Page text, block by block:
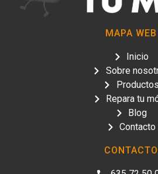
MAPA WEB
Inicio
Sobre
Productos
Repara tu
Blog
Contacto
CONTACTO